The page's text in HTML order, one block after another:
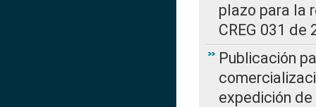
plazo para la
CREG 031 de
Publicación
expedición de